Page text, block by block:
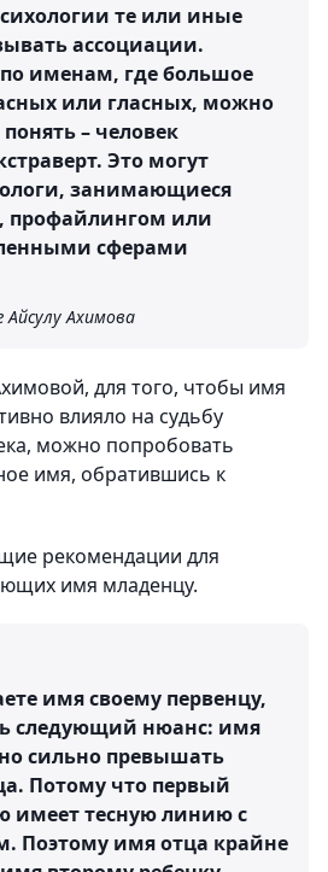
те или иные
ассоциации.
по именам, где большое
или гласных, можно
– человек
Это могут
занимающиеся
профайлингом или
сферами
Айсулу Ахимова
для того, чтобы имя
влияло на судьбу
можно попробовать
имя, обратившись к
рекомендации для
имя младенцу.
имя своему первенцу,
следующий нюанс: имя
сильно превышать
Потому что первый
имеет тесную линию с
Поэтому имя отца крайне